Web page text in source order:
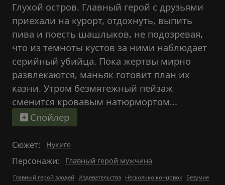
Глухой остров. Главный герой с друзьями
приехали на курорт, отдохнуть, выпить
пива и поесть шашлыков, не подозревая,
что из темноты кустов за ними наблюдает
серийный убийца. Пока жертвы мирно
развлекаются, маньяк готовит план их
казни. Утром безмятежный пейзаж
сменится кровавым натюрмортом...
Спойлер
Сюжет: Нукиге
Персонажи: Главный герой мужчина
Главный герой злодей Издевательства Несколько концовок Безумие